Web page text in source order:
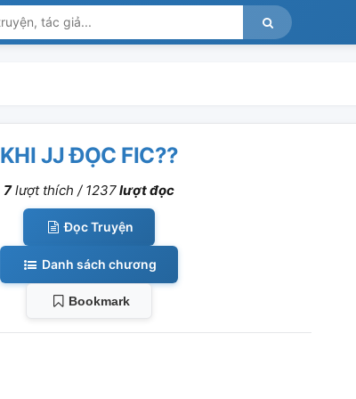
KHI JJ ĐỌC FIC??
7lượt thích / 1237lượt đọc
Đọc Truyện
Danh sách chương
Bookmark